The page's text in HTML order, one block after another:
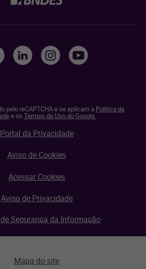
pelo reCAPTCHA e se aplicam a Política de
e os Termos de Uso do Google.
Portal da Privacidade
Aviso de Cookies
Acessar Cookies
Aviso de Privacidade
Segurança da Informação
Mapa do site